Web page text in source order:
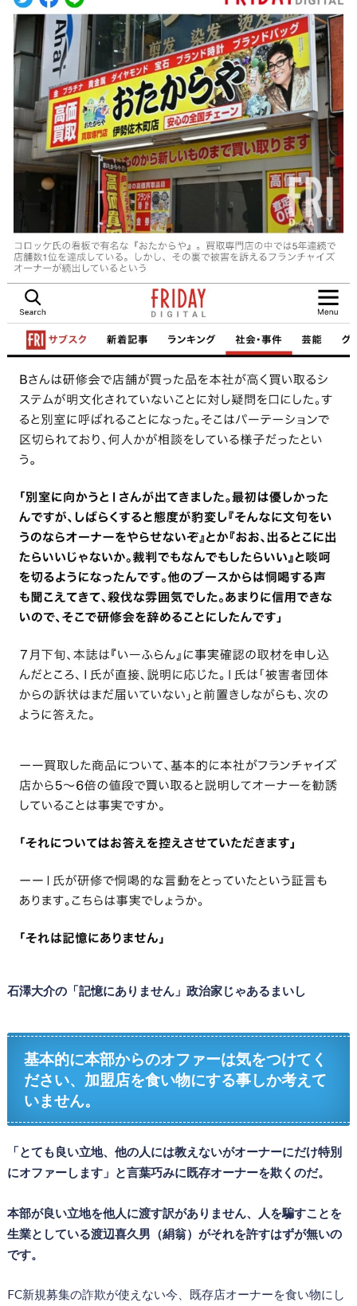
石澤大介の「記憶にありません」政治家じゃあるまいし
基本的に本部からのオファーは気をつけてく
ださい、加盟店を食い物にする事しか考えて
いません。
「とても良い立地、他の人には教えないがオーナーにだけ特別
にオファーします」と言葉巧みに既存オーナーを欺くのだ。
本部が良い立地を他人に渡す訳がありません、人を騙すことを
生業としている渡辺喜久男（絹翁）がそれを許すはずが無いの
です。
FC新規募集の詐欺が使えない今、既存店オーナーを食い物にし